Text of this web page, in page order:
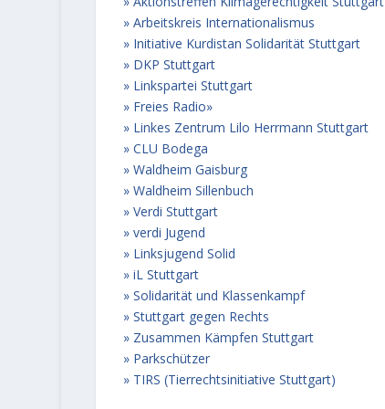
Arbeitskreis Internationalismus
Initiative Kurdistan Solidarität Stuttgart
DKP Stuttgart
Linkspartei Stuttgart
Freies Radio
Linkes Zentrum Lilo Herrmann Stuttgart
CLU Bodega
Waldheim Gaisburg
Waldheim Sillenbuch
Verdi Stuttgart
verdi Jugend
Linksjugend Solid
iL Stuttgart
Solidarität und Klassenkampf
Stuttgart gegen Rechts
Zusammen Kämpfen Stuttgart
Parkschützer
TIRS (Tierrechtsinitiative Stuttgart)